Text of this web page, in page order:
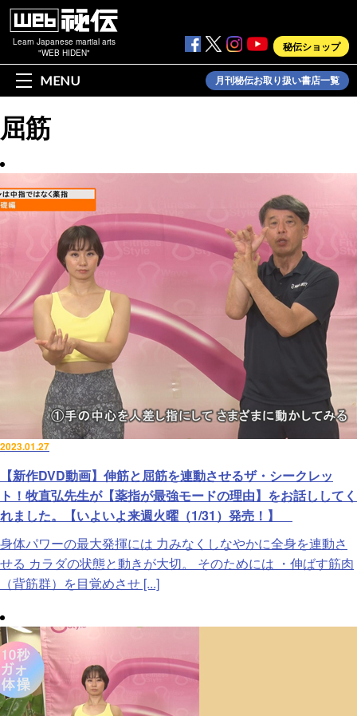
Learn Japanese martial arts
"WEB HIDEN"
秘伝ショップ
MENU 月刊秘伝お取り扱い書店一覧
屈筋
2023.01.27
【新作DVD動画】伸筋と屈筋を連動させるザ・シークレッ
ト！牧直弘先生が【薬指が最強モードの理由】をお話ししてく
れました。【いよいよ来週火曜（1/31）発売！】
身体パワーの最大発揮には 力みなくしなやかに全身を連動さ
せる カラダの状態と動きが大切。 そのためには ・伸ばす筋肉
（背筋群）を目覚めさせ [...]